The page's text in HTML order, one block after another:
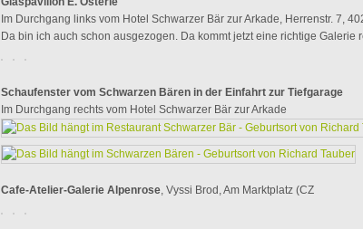
Im Durchgang links vom Hotel Schwarzer Bär zur Arkade, Herrenstr. 7,
Da bin ich auch schon ausgezogen. Da kommt jetzt eine richtige Galerie
Schaufenster vom Schwarzen Bären in der Einfahrt zur Tiefgarage
Im Durchgang rechts vom Hotel Schwarzer Bär zur Arkade
Cafe-Atelier-Galerie Alpenrose, Vyssi Brod, Am Marktplatz (CZ